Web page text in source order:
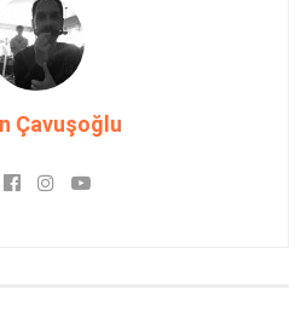
Çavuşoğlu